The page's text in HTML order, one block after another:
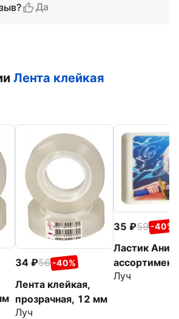
Да
Лента клейкая
34 56 -40%
Лента клейкая,
прозрачная, 12 мм
Луч
35 59 -40%
Ластик
Луч